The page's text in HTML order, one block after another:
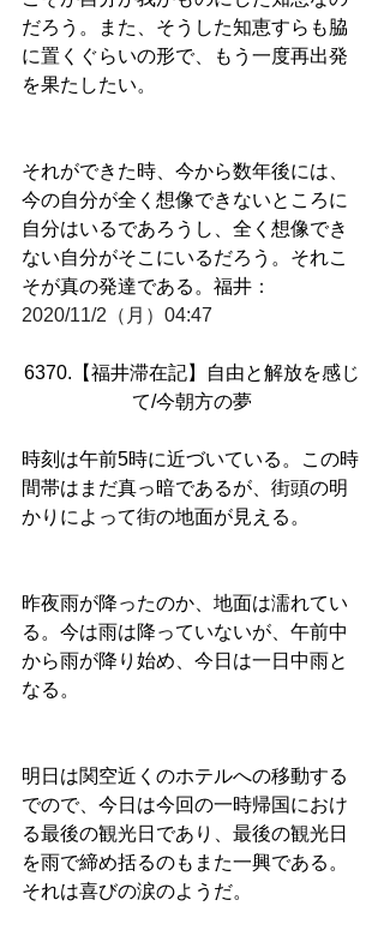
だろう。また、そうした知恵すらも脇
に置くぐらいの形で、もう一度再出発
を果たしたい。
それができた時、今から数年後には、
今の自分が全く想像できないところに
自分はいるであろうし、全く想像でき
ない自分がそこにいるだろう。それこ
そが真の発達である。福井 ：
2020/11/2（月）04:47
6370.【福井滞在記】自由と解放を感じ
て/今朝方の夢
時刻は午前5時に近づいている。この時
間帯はまだ真っ暗であるが、街頭の明
かりによって街の地面が見える。
昨夜雨が降ったのか、地面は濡れてい
る。今は雨は降っていないが、午前中
から雨が降り始め、今日は一日中雨と
なる。
明日は関空近くのホテルへの移動する
でので、今日は今回の一時帰国におけ
る最後の観光日であり、最後の観光日
を雨で締め括るのもまた一興である。
それは喜びの涙のようだ。